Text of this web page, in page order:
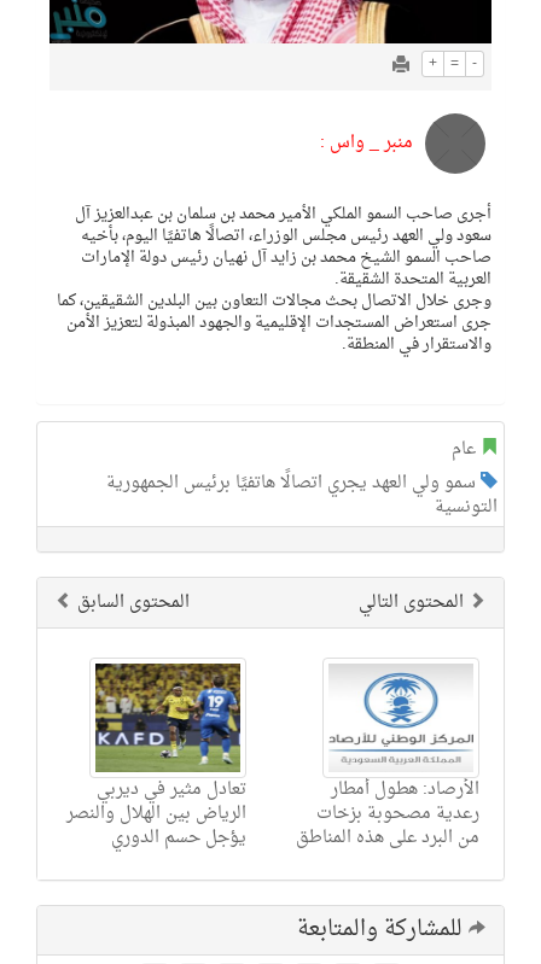
+ = -
منبر _ واس :
أجرى صاحب السمو الملكي الأمير محمد بن سلمان بن عبدالعزيز آل
سعود ولي العهد رئيس مجلس الوزراء، اتصالًا هاتفيًا اليوم، بأخيه
صاحب السمو الشيخ محمد بن زايد آل نهيان رئيس دولة الإمارات
العربية المتحدة الشقيقة.
وجرى خلال الاتصال بحث مجالات التعاون بين البلدين الشقيقين، كما
جرى استعراض المستجدات الإقليمية والجهود المبذولة لتعزيز الأمن
والاستقرار في المنطقة.
عام
سمو ولي العهد يجري اتصالًا هاتفيًا برئيس الجمهورية
التونسية
المحتوى السابق المحتوى التالي
تعادل مثير في ديربي
الرياض بين الهلال والنصر
يؤجل حسم الدوري
الأرصاد: هطول أمطار
رعدية مصحوبة بزخات
من البرد على هذه المناطق
للمشاركة والمتابعة